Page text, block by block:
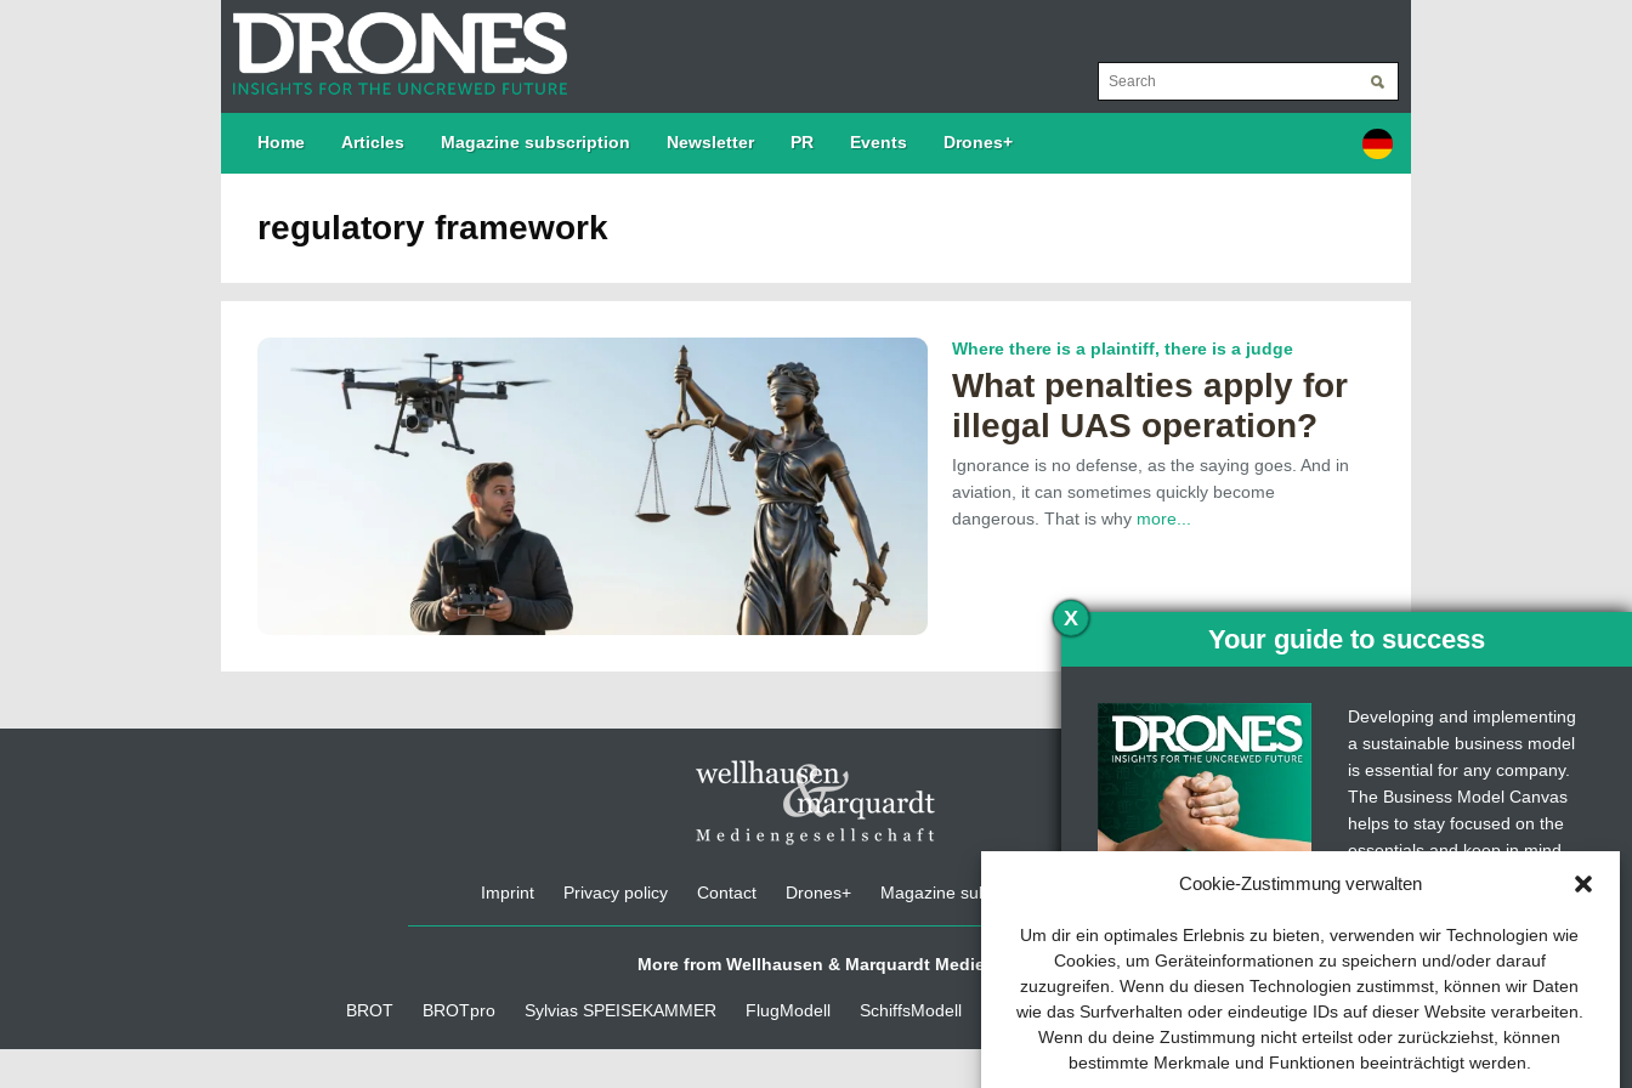
Cookie-Zustimmung verwalten
Um dir ein optimales Erlebnis zu bieten, verwenden wir Technologien wie
Cookies, um Geräteinformationen zu speichern und/oder darauf
zuzugreifen. Wenn du diesen Technologien zustimmst, können wir Daten
wie das Surfverhalten oder eindeutige IDs auf dieser Website verarbeiten.
Wenn du deine Zustimmung nicht erteilst oder zurückziehst, können
bestimmte Merkmale und Funktionen beeinträchtigt werden.
Home Articles Magazine subscription Newsletter PR Events Drones+
regulatory framework
Where there is a plaintiff, there is a judge
What penalties apply for
illegal UAS operation?
Ignorance is no defense, as the saying goes. And in
aviation, it can sometimes quickly become
dangerous. That is why more...
Imprint Privacy policy Contact Drones+ Magazine subscription
More from Wellhausen & Marquardt Medien
BROT BROTpro Sylvias SPEISEKAMMER FlugModell SchiffsModell TRUCKS & Details TEDDYS kreativ
X
Your guide to success
Developing and implementing
a sustainable business model
is essential for any company.
The Business Model Canvas
helps to stay focused on the
essentials and keep in mind
what really matters.
Subscribe to our free
newsletter services and
download the comprehensive
guide for SMEs: „From
product to business: The way
to success with the Business